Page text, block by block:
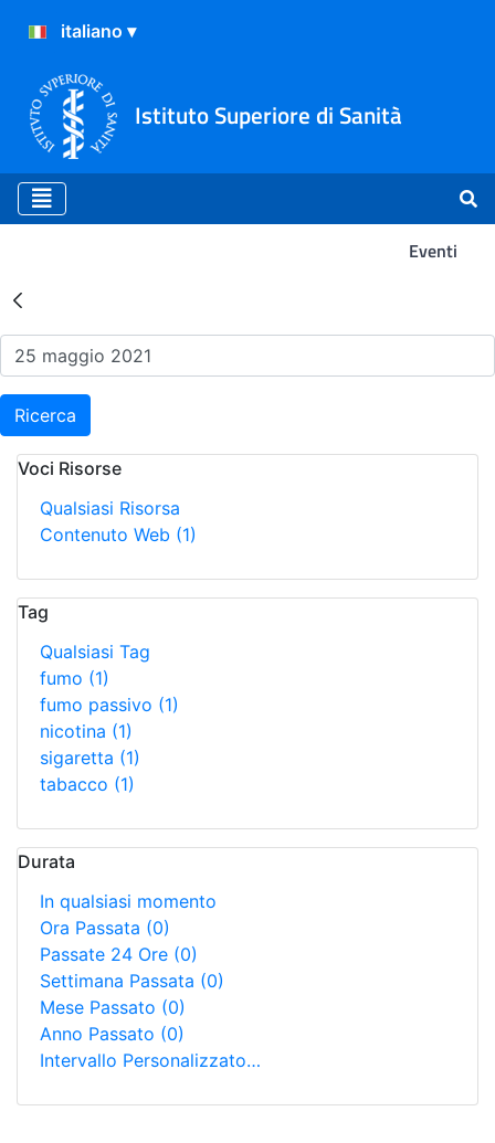
Istituto Superiore di Sanità
Eventi
Risultati della Ricerca -
Ricerca
Voci Risorse
Qualsiasi Risorsa
Contenuto Web (1)
Tag
Qualsiasi Tag
fumo (1)
fumo passivo (1)
nicotina (1)
sigaretta (1)
tabacco (1)
Durata
In qualsiasi momento
Ora Passata (0)
Passate 24 Ore (0)
Settimana Passata (0)
Mese Passato (0)
Anno Passato (0)
Intervallo Personalizzato…